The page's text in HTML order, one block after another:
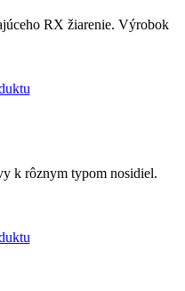
RX žiarenie. Výrobok
k rôznym typom nosidiel.